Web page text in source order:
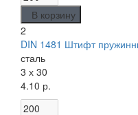
В корзину
2
DIN 1481 Штифт
сталь
3 х 30
4.10 р.